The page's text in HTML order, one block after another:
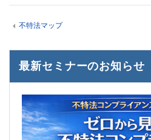
不特法マップ
最新セミナーのお知らせ